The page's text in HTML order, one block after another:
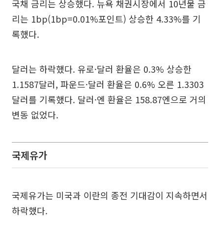
국채 금리는 상승했다. 뉴욕 채권시장에서 10년물 금
리는 1bp(1bp=0.01%포인트) 상승한 4.33%를 기
록했다.
달러는 하락했다. 유로·달러 환율은 0.3% 상승한
1.1587달러, 파운드·달러 환율은 0.6% 오른 1.3303
달러를 기록했다. 달러·엔 환율은 158.87엔으로 거의
변동 없었다.
국제유가
국제유가는 미국과 이란의 종전 기대감이 지속하면서
하락했다.